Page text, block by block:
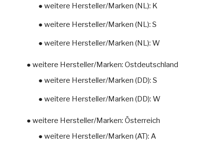
● weitere Hersteller/Marken (NL): K
● weitere Hersteller/Marken (NL): S
● weitere Hersteller/Marken (NL): W
● weitere Hersteller/Marken: Ostdeutschland
● weitere Hersteller/Marken (DD): S
● weitere Hersteller/Marken (DD): W
● weitere Hersteller/Marken: Österreich
● weitere Hersteller/Marken (AT): A